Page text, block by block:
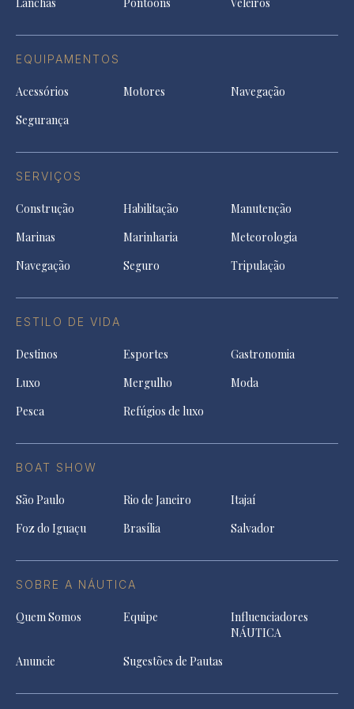
EQUIPAMENTOS
Acessórios Motores
Navegação
Segurança
SERVIÇOS
Construção Habilitação
Manutenção
Marinas
Marinharia
Meteorologia
Navegação
Seguro Tripulação
ESTILO DE VIDA
Destinos Esportes
Gastronomia
Luxo
Mergulho
Moda
Pesca
Refúgios de luxo
BOAT SHOW
São Paulo Rio de Janeiro
Itajaí
Foz do Iguaçu
Brasília Salvador
SOBRE A NÁUTICA
Quem Somos Equipe
Influenciadores
NÁUTICA
Anuncie
Sugestões de Pautas